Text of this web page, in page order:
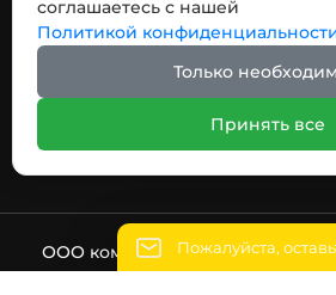
Адрес: Промышленный парк
Телефон: +86-13584657877
w532400984@163.com
ООО компания
Пожалуйста,
соглашаетесь с нашей
Политикой
Только
Принять все